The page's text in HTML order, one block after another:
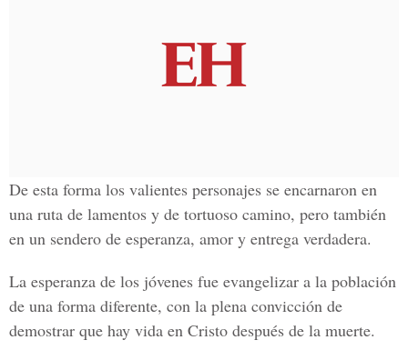
De esta forma los valientes personajes se encarnaron en
una ruta de lamentos y de tortuoso camino, pero también
en un sendero de esperanza, amor y entrega verdadera.
La esperanza de los jóvenes fue evangelizar a la población
de una forma diferente, con la plena convicción de
demostrar que hay vida en Cristo después de la muerte.